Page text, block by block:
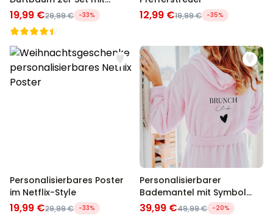
Gesicht
19,99 €29,99 € -33% 12,99 €19,99 € -35%
Personalisierbares Poster
im Netflix-Style
19,99 €29,99 € -33%
Personalisierbarer
Bademantel mit Symbol
und Text
39,99 €49,99 € -20%